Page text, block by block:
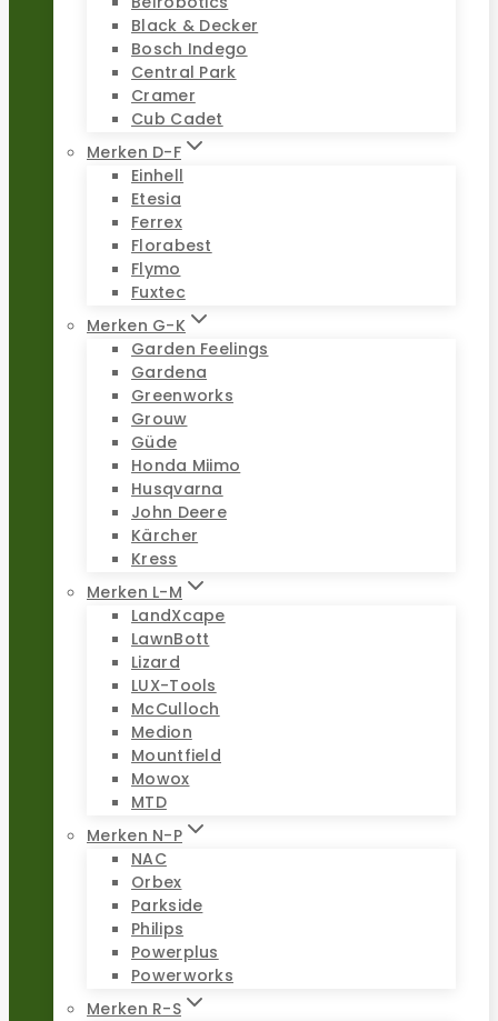
Black & Decker
Bosch Indego
Central Park
Cramer
Cub Cadet
Merken D-F
Einhell
Etesia
Ferrex
Florabest
Flymo
Fuxtec
Merken G-K
Garden Feelings
Gardena
Greenworks
Grouw
Güde
Honda Miimo
Husqvarna
John Deere
Kärcher
Kress
Merken L-M
LandXcape
LawnBott
Lizard
LUX-Tools
McCulloch
Medion
Mountfield
Mowox
MTD
Merken N-P
NAC
Orbex
Parkside
Philips
Powerplus
Powerworks
Merken R-S